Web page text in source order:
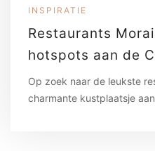
INSPIRATIE
Restaurants
hotspots aan de
Op zoek naar de leukste
charmante kustplaatsje